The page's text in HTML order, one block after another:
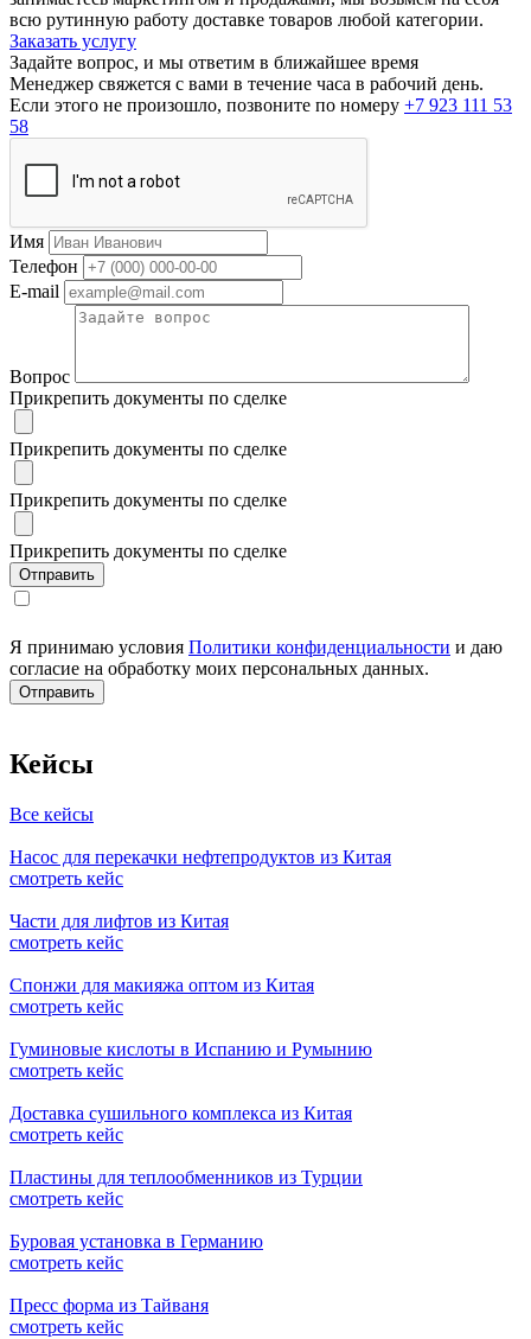
всю рутинную работу доставке товаров любой категории.
Заказать услугу
Задайте вопрос, и мы ответим в ближайшее время
Менеджер свяжется с вами в течение часа в рабочий день.
Если этого не произошло, позвоните по номеру +7 923 111 53
58
Имя
Телефон
E-mail
Вопрос
Прикрепить документы по сделке
Прикрепить документы по сделке
Прикрепить документы по сделке
Прикрепить документы по сделке
Я принимаю условия Политики конфиденциальности и даю
согласие на обработку моих персональных данных.
Кейсы
Все кейсы
Насос для перекачки нефтепродуктов из Китая
смотреть кейс
Части для лифтов из Китая
смотреть кейс
Спонжи для макияжа оптом из Китая
смотреть кейс
Гуминовые кислоты в Испанию и Румынию
смотреть кейс
Доставка сушильного комплекса из Китая
смотреть кейс
Пластины для теплообменников из Турции
смотреть кейс
Буровая установка в Германию
смотреть кейс
Пресс форма из Тайваня
смотреть кейс